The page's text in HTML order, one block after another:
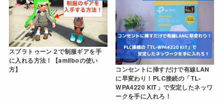
スプラトゥーン２で制服ギアを手
に入れる方法！【amiiboの使い
方】
コンセントに挿すだけで有線LAN
に早変わり！PLC接続の「TL-
WPA4220 KIT」で安定したネッワ
ークを手に入れろ！